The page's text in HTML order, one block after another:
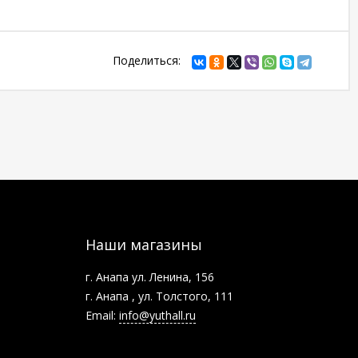
Поделиться:
Наши магазины
г. Анапа ул. Ленина, 156
г. Анапа , ул. Толстого, 111
Email: info@yuthall.ru